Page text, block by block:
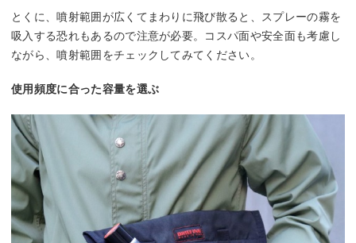
とくに、噴射範囲が広くてまわりに飛び散ると、スプレーの霧を
吸入する恐れもあるので注意が必要。コスパ面や安全面も考慮し
ながら、噴射範囲をチェックしてみてください。
使用頻度に合った容量を選ぶ